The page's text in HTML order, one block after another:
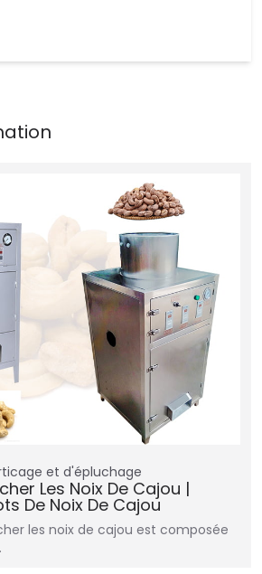
et d'épluchage
Les Noix De Cajou |
De Noix De Cajou
les noix de cajou est composée